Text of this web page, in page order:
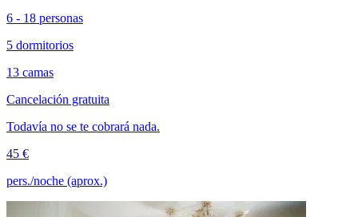
6 - 18 personas
5 dormitorios
13 camas
Cancelación gratuita
Todavía no se te cobrará nada.
45 €
pers./noche (aprox.)